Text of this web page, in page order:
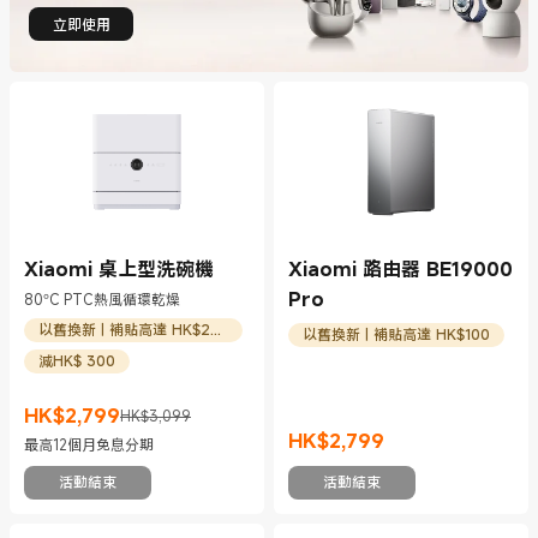
立即使用
Xiaomi 桌上型洗碗機
80°C PTC熱風循環乾燥
以舊換新 | 補貼高達 HK$200
減HK$ 300
HK$2,799
現價 HK$2799HK$3,099
市場價格 HK$3,099
最高12個月免息分期
活動結束
Xiaomi 路由器 BE19000
Pro
以舊換新 | 補貼高達 HK$100
HK$2,799
現價 HK$2799
活動結束